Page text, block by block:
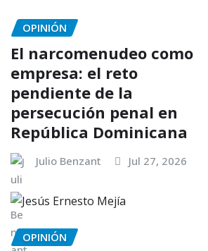
OPINIÓN
El narcomenudeo como
empresa: el reto
pendiente de la
persecución penal en
República Dominicana
Julio Benzant Jul 27, 2026
OPINIÓN